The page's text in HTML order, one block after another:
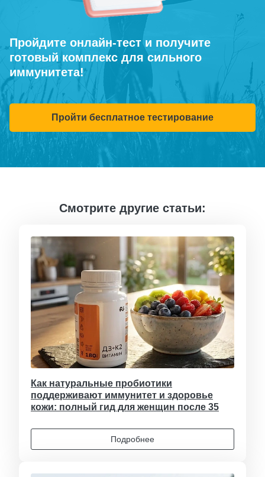
Пройдите онлайн-тест и получите
готовый комплекс для сильного
иммунитета!
Пройти бесплатное тестирование
Смотрите другие статьи:
Как натуральные пробиотики
поддерживают иммунитет и здоровье
кожи: полный гид для женщин после 35
Подробнее